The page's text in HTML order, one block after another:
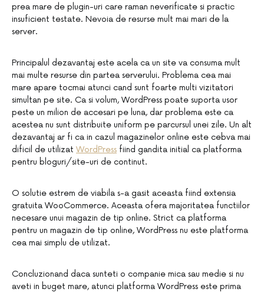
prea mare de plugin-uri care raman neverificate si practic
insuficient testate. Nevoia de resurse mult mai mari de la
server.
Principalul dezavantaj este acela ca un site va consuma mult
mai multe resurse din partea serverului. Problema cea mai
mare apare tocmai atunci cand sunt foarte multi vizitatori
simultan pe site. Ca si volum, WordPress poate suporta usor
peste un milion de accesari pe luna, dar problema este ca
acestea nu sunt distribuite uniform pe parcursul unei zile. Un alt
dezavantaj ar fi ca in cazul magazinelor online este cebva mai
dificil de utilizat WordPress fiind gandita initial ca platforma
pentru bloguri/site-uri de continut.
O solutie estrem de viabila s-a gasit aceasta fiind extensia
gratuita WooCommerce. Aceasta ofera majoritatea functiilor
necesare unui magazin de tip online. Strict ca platforma
pentru un magazin de tip online, WordPress nu este platforma
cea mai simplu de utilizat.
Concluzionand daca sunteti o companie mica sau medie si nu
aveti in buget mare, atunci platforma WordPress este prima